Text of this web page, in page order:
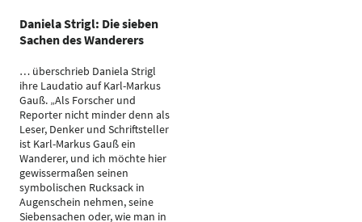
Daniela Strigl: Die sieben
Sachen des Wanderers
… überschrieb Daniela Strigl
ihre Laudatio auf Karl-Markus
Gauß. „Als Forscher und
Reporter nicht minder denn als
Leser, Denker und Schriftsteller
ist Karl-Markus Gauß ein
Wanderer, und ich möchte hier
gewissermaßen seinen
symbolischen Rucksack in
Augenschein nehmen, seine
Siebensachen oder, wie man in